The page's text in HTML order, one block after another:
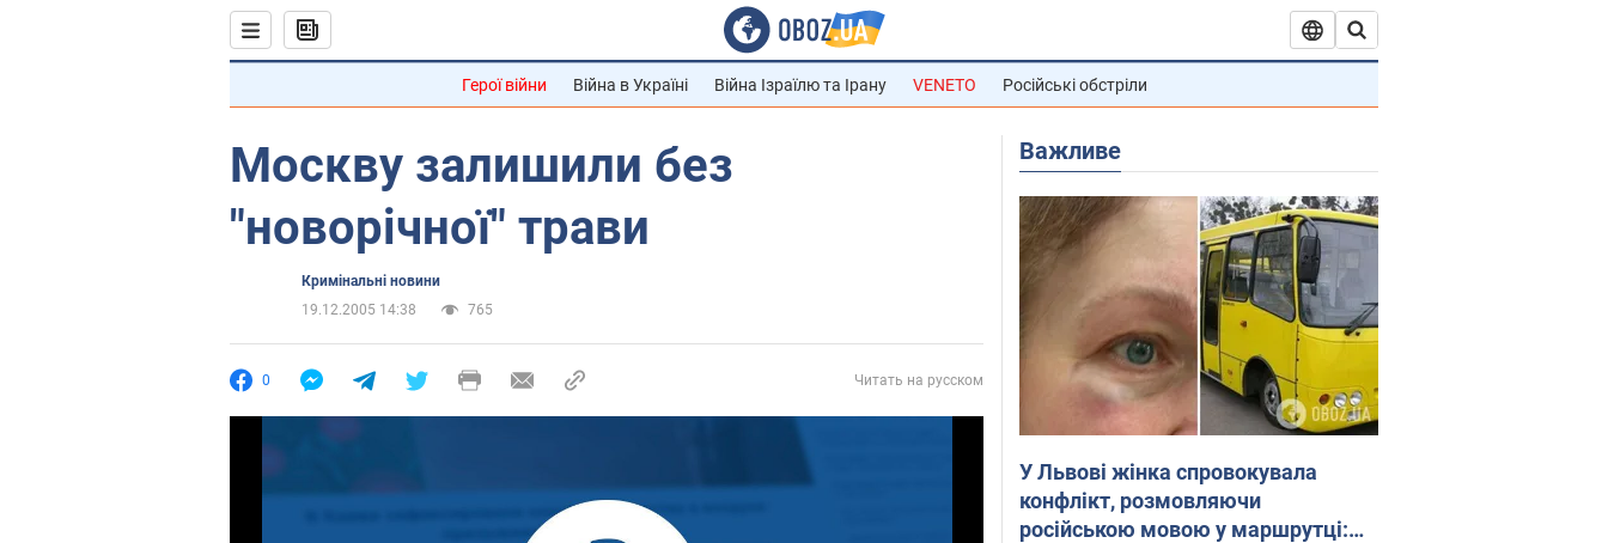
Герої війни Війна в Україні Війна Ізраїлю та Ірану VENETO Російські обстріли
Москву залишили без
"новорічної" трави
Кримінальні новини
19.12.2005 14:38
765
0 Читать на русском
Важливе
У Львові жінка спровокувала
конфлікт, розмовляючи
російською мовою у маршрутці: